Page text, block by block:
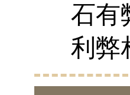
石有
利弊
奇石